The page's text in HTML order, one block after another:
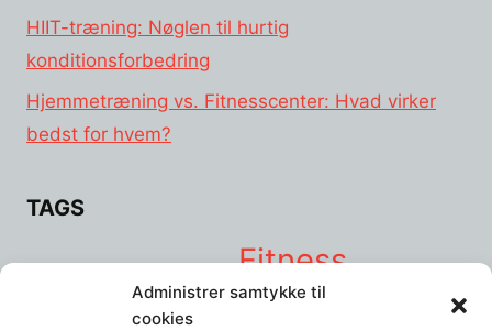
Administrer samtykke til
cookies
HIIT-træning: Nøglen til hurtig
konditionsforbedring
Hjemmetræning vs. Fitnesscenter: Hvad virker
bedst for hvem?
TAGS
Balanceudstyr Burpees Crosstrainer Fitness hjemme
Hjemmetræningsmaskiner Håndvægte Kettlebell